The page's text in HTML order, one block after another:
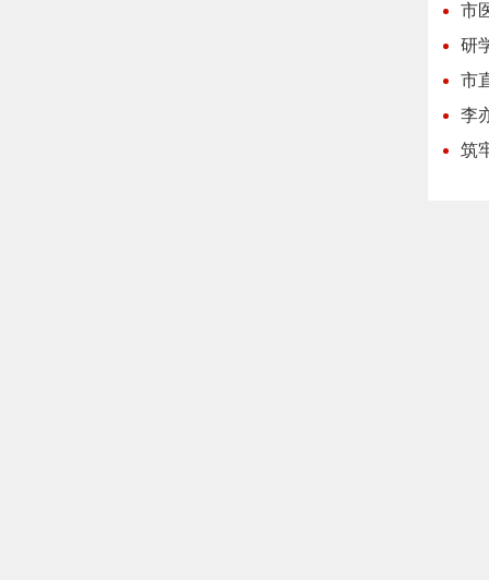
市
研
市
李
筑